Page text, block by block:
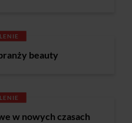
beauty
w nowych czasach